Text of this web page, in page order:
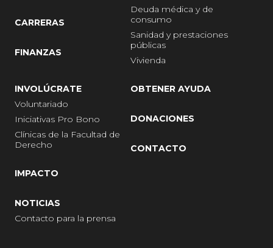
CARRERAS
FINANZAS
Deuda médica y de
consumo
Sanidad y prestaciones
públicas
Vivienda
INVOLÚCRATE
Voluntariado
Iniciativas Pro Bono
Clínicas de la Facultad de
Derecho
IMPACTO
NOTICIAS
Contacto para la prensa
OBTENER AYUDA
DONACIONES
CONTACTO